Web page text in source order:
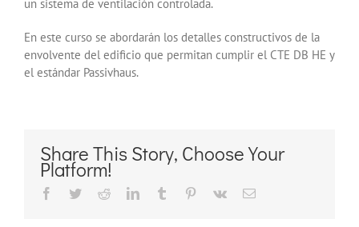
un sistema de ventilación controlada.
En este curso se abordarán los detalles constructivos de la
envolvente del edificio que permitan cumplir el CTE DB HE y
el estándar Passivhaus.
Share This Story, Choose Your
Platform!
Facebook
TwitterRedditLinkedInTumblr Pinterest
Vk
Correo